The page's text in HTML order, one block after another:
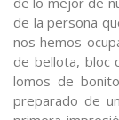
de la persona
nos hemos
de bellota, bloc
lomos de
preparado de